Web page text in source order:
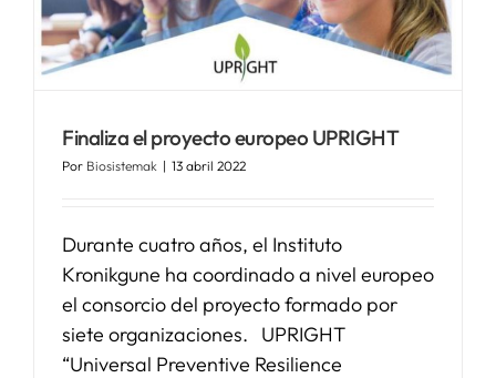
Finaliza el proyecto europeo UPRIGHT
Por Biosistemak | 13 abril 2022
Durante cuatro años, el Instituto
Kronikgune ha coordinado a nivel europeo
el consorcio del proyecto formado por
siete organizaciones. UPRIGHT
“Universal Preventive Resilience